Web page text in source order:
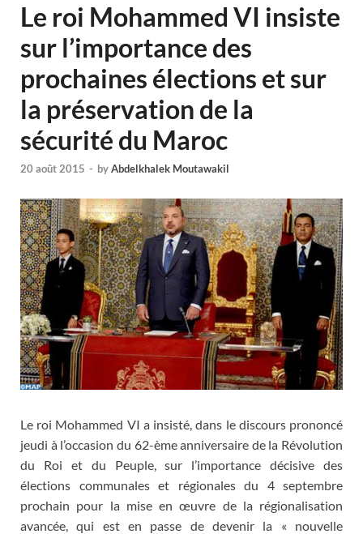
Le roi Mohammed VI insiste
sur l’importance des
prochaines élections et sur
la préservation de la
sécurité du Maroc
20 août 2015 - byAbdelkhalek Moutawakil
Le roi Mohammed VI a insisté, dans le discours prononcé
jeudi à l’occasion du 62-ème anniversaire de la Révolution
du Roi et du Peuple, sur l’importance décisive des
élections communales et régionales du 4 septembre
prochain pour la mise en œuvre de la régionalisation
avancée, qui est en passe de devenir la « nouvelle